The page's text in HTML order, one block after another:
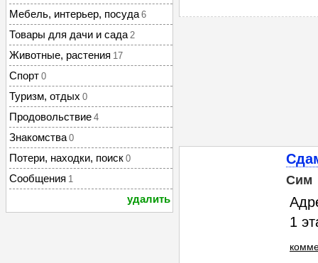
Мебель, интерьер, посуда 6
Товары для дачи и сада 2
Животные, растения 17
Спорт 0
Туризм, отдых 0
Продовольствие 4
Знакомства 0
Потери, находки, поиск 0
Сообщения 1
удалить
Сим
1